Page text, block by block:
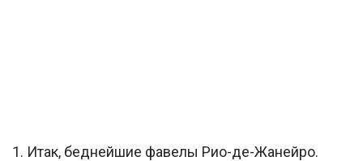
1. Итак, беднейшие фавелы Рио-де-Жанейро.